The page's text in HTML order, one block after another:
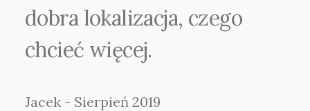
dobra lokalizacja, czego
chcieć więcej.
Jacek - Sierpień 2019